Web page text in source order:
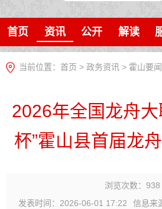
首页 资讯 公开 解读
当前位置： 首页 > 政务资讯 > 霍山要闻
2026年全国龙舟大
杯”霍山县首届龙
浏览次数： 938
发表时间：2026-06-01 17:22
信息来